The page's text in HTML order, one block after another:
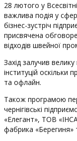
28 лютого у
важлива подія у
бізнес-зустріч
присвячена
відходів швейної
Захід залучив велику
інституцій
та офлайн.
Також програмою
чернігівські
«Елегант», ТОВ
фабрика